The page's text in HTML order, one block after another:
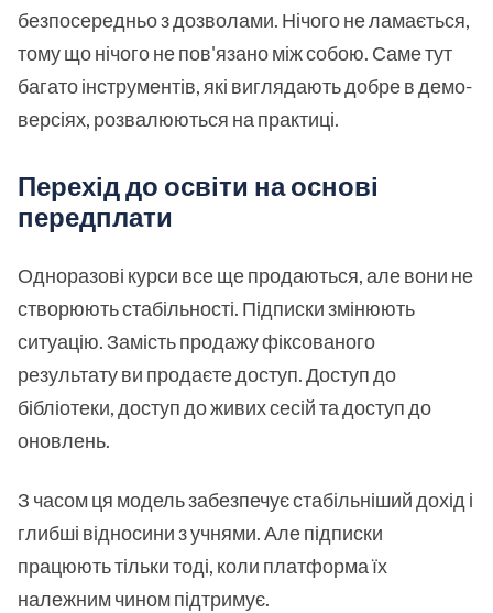
безпосередньо з дозволами. Нічого не ламається,
тому що нічого не пов'язано між собою. Саме тут
багато інструментів, які виглядають добре в демо-
версіях, розвалюються на практиці.
Перехід до освіти на основі
передплати
Одноразові курси все ще продаються, але вони не
створюють стабільності. Підписки змінюють
ситуацію. Замість продажу фіксованого
результату ви продаєте доступ. Доступ до
бібліотеки, доступ до живих сесій та доступ до
оновлень.
З часом ця модель забезпечує стабільніший дохід і
глибші відносини з учнями. Але підписки
працюють тільки тоді, коли платформа їх
належним чином підтримує.